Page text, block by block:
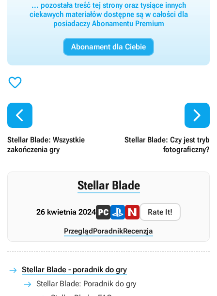
... pozostała treść tej strony oraz tysiące innych
ciekawych materiałów dostępne są w całości dla
posiadaczy Abonamentu Premium
Abonament dla Ciebie


Stellar Blade: Wszystkie
zakończenia gry
Stellar Blade: Czy jest tryb
fotograficzny?

Stellar Blade
26 kwietnia 2024 Rate It!
PrzeglądPoradnikRecenzja
Stellar Blade - poradnik do gry
Stellar Blade: Poradnik do gry